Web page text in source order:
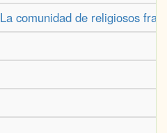
La comunidad de religiosos